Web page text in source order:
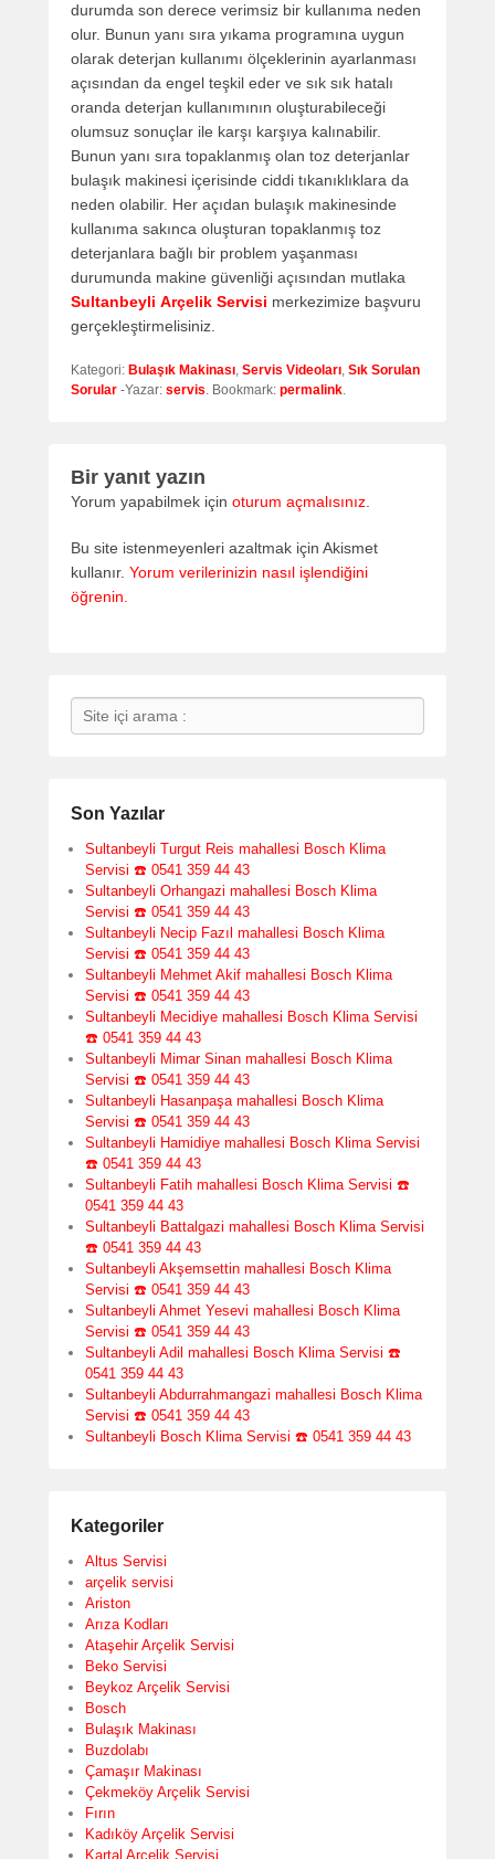
durumda son derece verimsiz bir kullanıma neden
olur. Bunun yanı sıra yıkama programına uygun
olarak deterjan kullanımı ölçeklerinin ayarlanması
açısından da engel teşkil eder ve sık sık hatalı
oranda deterjan kullanımının oluşturabileceği
olumsuz sonuçlar ile karşı karşıya kalınabilir.
Bunun yanı sıra topaklanmış olan toz deterjanlar
bulaşık makinesi içerisinde ciddi tıkanıklıklara da
neden olabilir. Her açıdan bulaşık makinesinde
kullanıma sakınca oluşturan topaklanmış toz
deterjanlara bağlı bir problem yaşanması
durumunda makine güvenliği açısından mutlaka
Sultanbeyli Arçelik Servisi merkezimize başvuru
gerçekleştirmelisiniz.
Kategori: Bulaşık Makinası, Servis Videoları, Sık Sorulan
Sorular -Yazar: servis. Bookmark: permalink.
Bir yanıt yazın
Yorum yapabilmek için oturum açmalısınız
Bu site istenmeyenleri azaltmak için Akismet
kullanır. Yorum verilerinizin nasıl işlendiğini
öğrenin.
Search
Son Yazılar
Sultanbeyli Turgut Reis mahallesi Bosch Klima
Servisi ☎️ 0541 359 44 43
Sultanbeyli Orhangazi mahallesi Bosch Klima
Servisi ☎️ 0541 359 44 43
Sultanbeyli Necip Fazıl mahallesi Bosch Klima
Servisi ☎️ 0541 359 44 43
Sultanbeyli Mehmet Akif mahallesi Bosch Klima
Servisi ☎️ 0541 359 44 43
Sultanbeyli Mecidiye mahallesi Bosch Klima Servisi
☎️ 0541 359 44 43
Sultanbeyli Mimar Sinan mahallesi Bosch Klima
Servisi ☎️ 0541 359 44 43
Sultanbeyli Hasanpaşa mahallesi Bosch Klima
Servisi ☎️ 0541 359 44 43
Sultanbeyli Hamidiye mahallesi Bosch Klima Servisi
☎️ 0541 359 44 43
Sultanbeyli Fatih mahallesi Bosch Klima Servisi ☎️
0541 359 44 43
Sultanbeyli Battalgazi mahallesi Bosch Klima Servisi
☎️ 0541 359 44 43
Sultanbeyli Akşemsettin mahallesi Bosch Klima
Servisi ☎️ 0541 359 44 43
Sultanbeyli Ahmet Yesevi mahallesi Bosch Klima
Servisi ☎️ 0541 359 44 43
Sultanbeyli Adil mahallesi Bosch Klima Servisi ☎️
0541 359 44 43
Sultanbeyli Abdurrahmangazi mahallesi Bosch Klima
Servisi ☎️ 0541 359 44 43
Sultanbeyli Bosch Klima Servisi ☎️ 0541 359 44 43
Kategoriler
Altus Servisi
arçelik servisi
Ariston
Arıza Kodları
Ataşehir Arçelik Servisi
Beko Servisi
Beykoz Arçelik Servisi
Bosch
Bulaşık Makinası
Buzdolabı
Çamaşır Makinası
Çekmeköy Arçelik Servisi
Fırın
Kadıköy Arçelik Servisi
Kartal Arçelik Servisi